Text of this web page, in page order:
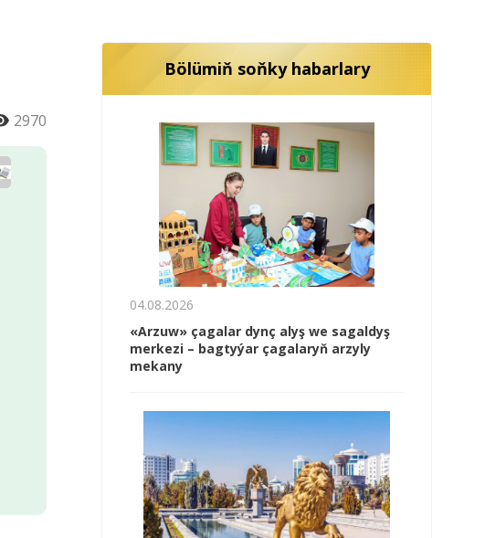
2970
Bölümiň soňky habarlary
04.08.2026
«Arzuw» çagalar dynç alyş we sagaldyş
merkezi – bagtyýar çagalaryň arzyly
mekany